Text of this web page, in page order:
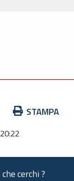
STAMPA
cerchi ?